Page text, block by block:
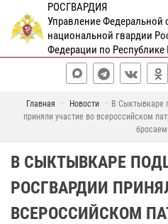
РОСГВАРДИЯ
Управление Федеральной
национальной гвардии
Федерации по
Главная Новости
В Сыктывкаре
приняли участие во всероссийском
В СЫКТЫВКАРЕ
РОСГВАРДИИ
ВСЕРОССИЙСКОМ